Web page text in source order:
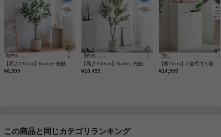
¥8,999
¥10,499
【幅50cm】2連式ゴミ箱
¥14,999
この商品と同じカテゴリランキング